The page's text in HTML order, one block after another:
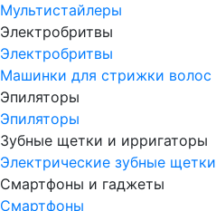
Мультистайлеры
Электробритвы
Электробритвы
Машинки для стрижки волос
Эпиляторы
Эпиляторы
Зубные щетки и ирригаторы
Электрические зубные щетки
Смартфоны и гаджеты
Смартфоны